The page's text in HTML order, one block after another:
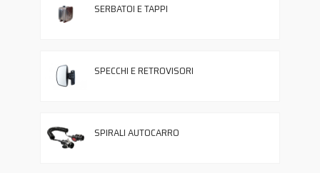
SERBATOI E TAPPI
SPECCHI E RETROVISORI
SPIRALI AUTOCARRO